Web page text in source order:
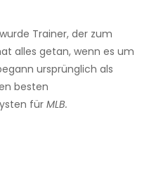
Trainer, der zum
alles getan, wenn es um
ursprünglich als
besten
für MLB.